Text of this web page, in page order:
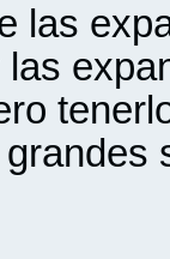
las